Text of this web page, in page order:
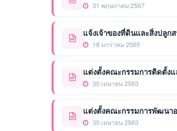
31 พฤษภาคม 2567
แจ้งเจ้าของที่ดินและสิ่งปลูก
18 มกราคม 2565
แต่งตั้งคณะกรรมการติดตั้ง
30 เมษายน 2563
แต่งตั้งคณะกรรมการพัฒนา
30 เมษายน 2563